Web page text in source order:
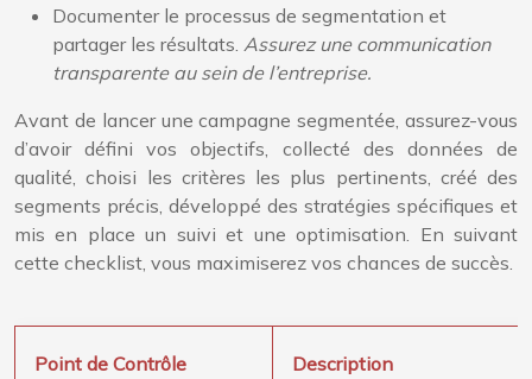
Documenter le processus de segmentation et
partager les résultats. Assurez une communication
transparente au sein de l’entreprise.
Avant de lancer une campagne segmentée, assurez-vous
d’avoir défini vos objectifs, collecté des données de
qualité, choisi les critères les plus pertinents, créé des
segments précis, développé des stratégies spécifiques et
mis en place un suivi et une optimisation. En suivant
cette checklist, vous maximiserez vos chances de succès.
Point de Contrôle Description